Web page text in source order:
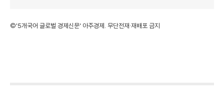
©'5개국어 글로벌 경제신문' 아주경제. 무단전재·재배포 금지